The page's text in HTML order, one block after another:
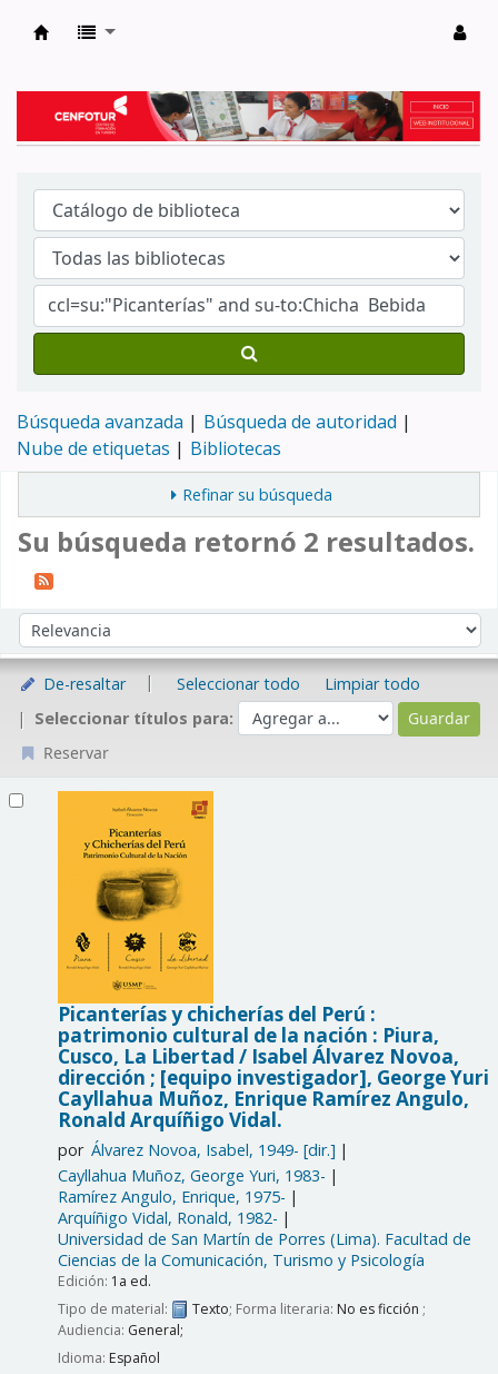
Búsqueda avanzada
Búsqueda de autoridad
Nube de etiquetas
Bibliotecas
Refinar su búsqueda
Su búsqueda retornó 2 resultados.
Ordenar por:
De-resaltar Seleccionar todo
Limpiar todo
Seleccionar títulos para:
Reservar
Picanterías y chicherías del Perú :
patrimonio cultural de la nación : Piura,
Cusco, La Libertad / Isabel Álvarez Novoa,
dirección ; [equipo investigador], George Yuri
Cayllahua Muñoz, Enrique Ramírez Angulo,
Ronald Arquíñigo Vidal.
por Álvarez Novoa, Isabel, 1949- [dir.]
Cayllahua Muñoz, George Yuri, 1983-
Ramírez Angulo, Enrique, 1975-
Arquíñigo Vidal, Ronald, 1982-
Universidad de San Martín de Porres (Lima). Facultad de
Ciencias de la Comunicación, Turismo y Psicología
Edición: 1a ed.
Tipo de material:
Texto; Forma literaria: No es ficción ;
Audiencia: General;
Idioma: Español